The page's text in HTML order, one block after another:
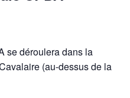
se déroulera dans la
(au-dessus de la